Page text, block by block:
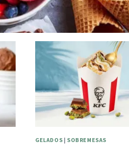
GELADOS | SOBREMESAS